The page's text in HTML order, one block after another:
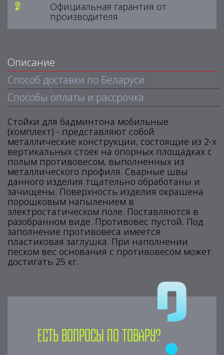
Официальная гарантия от
производителя
Описание
Способ доставки по Беларуси
Способы оплаты и рассрочка
Стойки для бадминтона мобильные
(комплект) - представляют собой
металлические конструкции, состоящие из 2-х
вертикальных стоек на опорных площадках с
полым противовесом, выполненных из
металлического профиля. Сварные швы
данного изделия тщательно обработаны и
зачищены. Поверхность изделия окрашена
порошковым напылением в
электростатическом поле. Поставляются в
разобранном виде. Противовес пустой. Под
заполнение противовеса имеется
пластиковая заглушка. При наполнении
песком вес основания с противовесом может
достигать 25 кг.
Есть вопросы по товару?